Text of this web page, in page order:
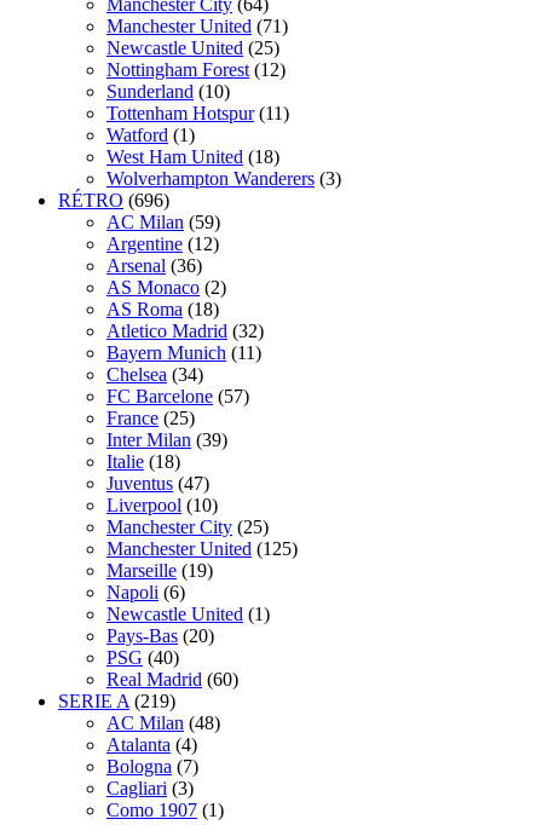
Manchester United (71)
Newcastle United (25)
Nottingham Forest (12)
Sunderland (10)
Tottenham Hotspur (11)
Watford (1)
West Ham United (18)
Wolverhampton Wanderers (3)
RÉTRO (696)
AC Milan (59)
Argentine (12)
Arsenal (36)
AS Monaco (2)
AS Roma (18)
Atletico Madrid (32)
Bayern Munich (11)
Chelsea (34)
FC Barcelone (57)
France (25)
Inter Milan (39)
Italie (18)
Juventus (47)
Liverpool (10)
Manchester City (25)
Manchester United (125)
Marseille (19)
Napoli (6)
Newcastle United (1)
Pays-Bas (20)
PSG (40)
Real Madrid (60)
SERIE A (219)
AC Milan (48)
Atalanta (4)
Bologna (7)
Cagliari (3)
Como 1907 (1)